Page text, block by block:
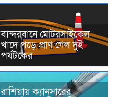
বান্দরবানে মোটরসাইকেল
খাদে পড়ে প্রাণ গেল দুই
পর্যটকের
রাশিয়ায় ক্যানসারের